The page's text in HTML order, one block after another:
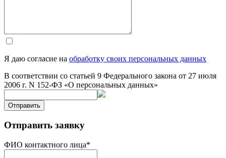
Я даю согласие на обработку своих персональных данных
В соответствии со статьей 9 Федерального закона от 27 июля
2006 г. N 152-ФЗ «О персональных данных»
Отправить
Отправить заявку
ФИО контактного лица*